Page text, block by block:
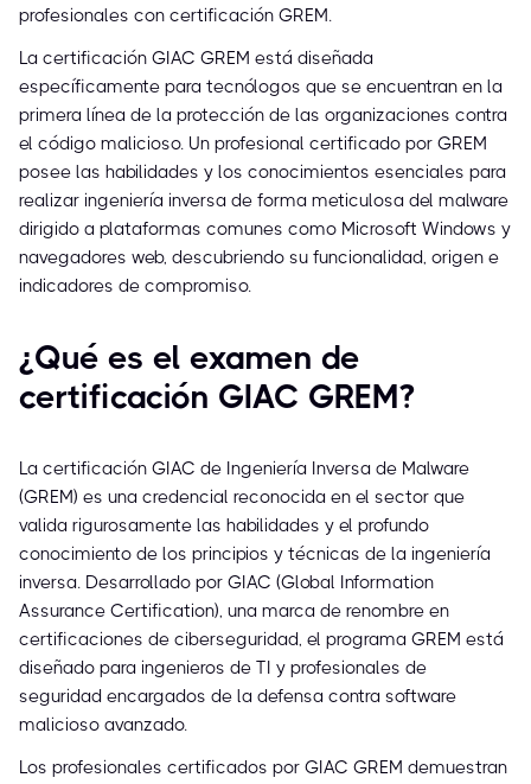
profesionales con certificación GREM.
La certificación GIAC GREM está diseñada
específicamente para tecnólogos que se encuentran en la
primera línea de la protección de las organizaciones contra
el código malicioso. Un profesional certificado por GREM
posee las habilidades y los conocimientos esenciales para
realizar ingeniería inversa de forma meticulosa del malware
dirigido a plataformas comunes como Microsoft Windows y
navegadores web, descubriendo su funcionalidad, origen e
indicadores de compromiso.
¿Qué es el examen de
certificación GIAC GREM?
La certificación GIAC de Ingeniería Inversa de Malware
(GREM) es una credencial reconocida en el sector que
valida rigurosamente las habilidades y el profundo
conocimiento de los principios y técnicas de la ingeniería
inversa. Desarrollado por GIAC (Global Information
Assurance Certification), una marca de renombre en
certificaciones de ciberseguridad, el programa GREM está
diseñado para ingenieros de TI y profesionales de
seguridad encargados de la defensa contra software
malicioso avanzado.
Los profesionales certificados por GIAC GREM demuestran